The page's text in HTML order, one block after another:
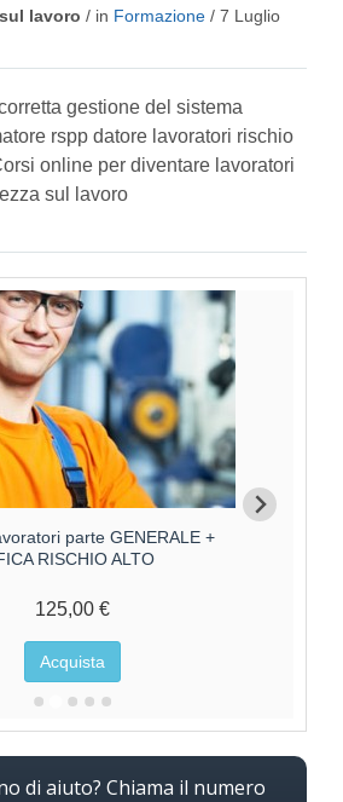
lavoro / in Formazione / 7 Luglio
gestione del sistema
rspp datore lavoratori rischio
online per diventare lavoratori
sul lavoro
parte GENERALE +
RISCHIO ALTO
125,00 €
Acquista
di aiuto? Chiama il numero